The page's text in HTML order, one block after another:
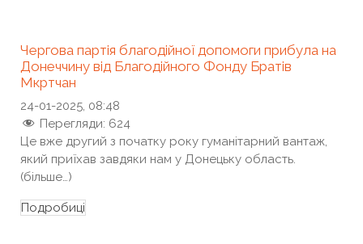
Чергова партія благодійної допомоги прибула на
Донеччину від Благодійного Фонду Братів
Мкртчан
24-01-2025, 08:48
Перегляди: 624
Це вже другий з початку року гуманітарний вантаж,
який приїхав завдяки нам у Донецьку область.
(більше…)
Подробиці